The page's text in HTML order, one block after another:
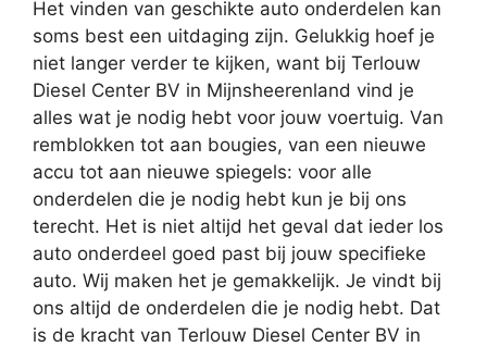
Het vinden van geschikte auto onderdelen kan
soms best een uitdaging zijn. Gelukkig hoef je
niet langer verder te kijken, want bij Terlouw
Diesel Center BV in Mijnsheerenland vind je
alles wat je nodig hebt voor jouw voertuig. Van
remblokken tot aan bougies, van een nieuwe
accu tot aan nieuwe spiegels: voor alle
onderdelen die je nodig hebt kun je bij ons
terecht. Het is niet altijd het geval dat ieder los
auto onderdeel goed past bij jouw specifieke
auto. Wij maken het je gemakkelijk. Je vindt bij
ons altijd de onderdelen die je nodig hebt. Dat
is de kracht van Terlouw Diesel Center BV in